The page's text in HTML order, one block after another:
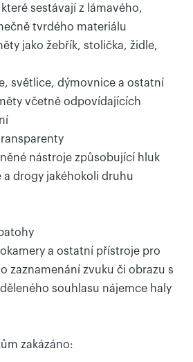
sestávají z lámavého,
tvrdého materiálu
jako žebřík, stolička, židle,
světlice, dýmovnice a ostatní
včetně odpovídajících
nástroje způsobující hluk
a drogy jakéhokoli druhu
a ostatní přístroje pro
zaznamenání zvuku či obrazu s
souhlasu nájemce haly
zakázáno: